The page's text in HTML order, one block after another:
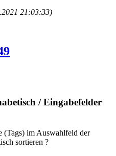
21:03:33)
/ Eingabefelder
(Tags) im Auswahlfeld der
sortieren ?